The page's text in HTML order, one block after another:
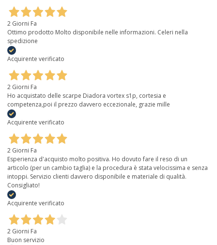
2 Giorni Fa
Ottimo prodotto Molto disponibile nelle informazioni. Celeri nella
spedizione
Acquirente verificato
2 Giorni Fa
Ho acquistato delle scarpe Diadora vortex s1p, cortesia e
competenza,poi il prezzo davvero eccezionale, grazie mille
Acquirente verificato
2 Giorni Fa
Esperienza d'acquisto molto positiva. Ho dovuto fare il reso di un
articolo (per un cambio taglia) e la procedura è stata velocissima e senza
intoppi. Servizio clienti davvero disponibile e materiale di qualità.
Consigliato!
Acquirente verificato
2 Giorni Fa
Buon servizio